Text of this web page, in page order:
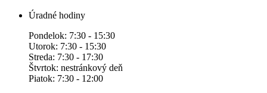
Úradné hodiny
Pondelok: 7:30 - 15:30
Utorok: 7:30 - 15:30
Streda: 7:30 - 17:30
Štvrtok: nestránkový deň
Piatok: 7:30 - 12:00